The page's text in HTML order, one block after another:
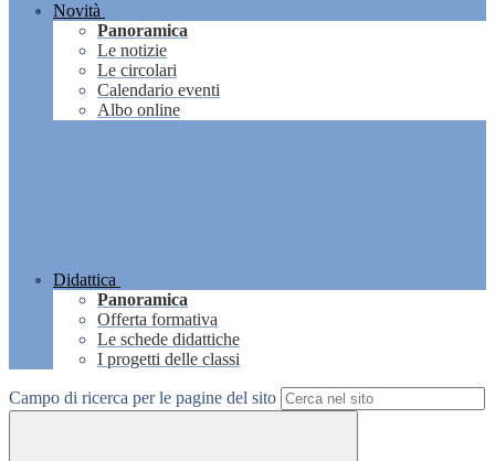
Novità
Panoramica
Le notizie
Le circolari
Calendario eventi
Albo online
Didattica
Panoramica
Offerta formativa
Le schede didattiche
I progetti delle classi
Campo di ricerca per le pagine del sito